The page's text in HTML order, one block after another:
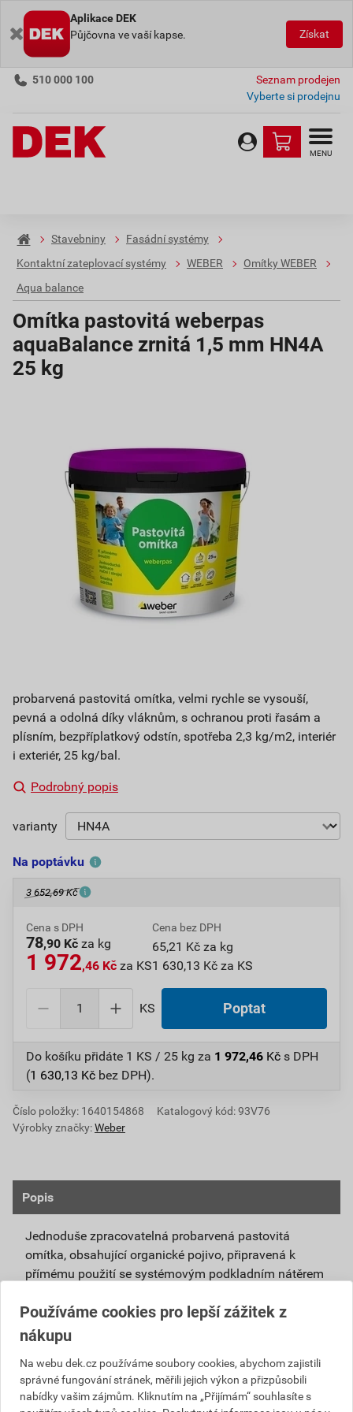
Aplikace DEK
Půjčovna ve vaší kapse.
Získat
510 000 100
Seznam prodejen
Vyberte si prodejnu
MENU
Stavebniny
Fasádní systémy
Kontaktní zateplovací systémy
WEBER
Omítky WEBER
Aqua balance
Omítka pastovitá weberpas
aquaBalance zrnitá 1,5 mm HN4A
25 kg
probarvená pastovitá omítka, velmi rychle se vysouší,
pevná a odolná díky vláknům, s ochranou proti řasám a
plísním, bezpříplatkový odstín, spotřeba 2,3 kg/m2, interiér
i exteriér, 25 kg/bal.
Podrobný popis
varianty
Na poptávku
3 652,69 Kč
Cena s DPH
78,90 Kč za kg
1 972,46 Kč za KS
Cena bez DPH
65,21 Kč za kg
1 630,13 Kč za KS
KS Poptat
Do košíku přidáte 1 KS / 25 kg za 1 972,46 Kč s DPH
(1 630,13 Kč bez DPH).
Číslo položky: 1640154868
Katalogový kód: 93V76
Výrobky značky:Weber
Popis
Jednoduše zpracovatelná probarvená pastovitá
omítka, obsahující organické pojivo, připravená k
přímému použití se systémovým podkladním nátěrem
Vlivem ochlazování vnějšího souvrství
zateplovacích systémů v nočních hodinách,
dochází ke kondenzaci vody na povrchu, která
vytváří živnou půdu pro růst nevzhledných řas.
Povrch omítky weberpas aquaBalance dokáže
Používáme cookies pro lepší zážitek z
nákupu
Na webu dek.cz používáme soubory cookies, abychom zajistili
správné fungování stránek, měřili jejich výkon a přizpůsobili
nabídky vašim zájmům. Kliknutím na „Přijímám“ souhlasíte s